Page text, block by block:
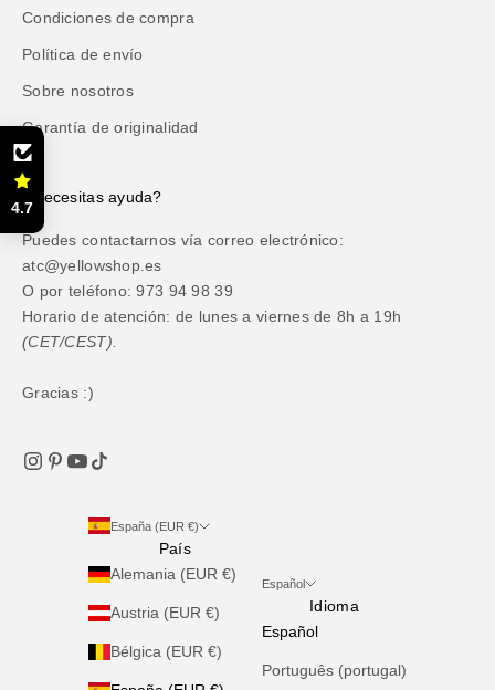
Condiciones de compra
Política de envío
Sobre nosotros
Garantía de originalidad
¿Necesitas ayuda?
Puedes contactarnos vía correo electrónico:
atc@yellowshop.es
O por teléfono: 973 94 98 39
Horario de atención: de lunes a viernes de 8h a 19h
(CET/CEST).
Gracias :)
España (EUR €)
País
Alemania (EUR €)
Austria (EUR €)
Bélgica (EUR €)
Español
Idioma
Español
Português (portugal)
4.7